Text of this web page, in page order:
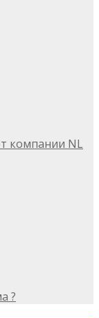
компании NL
?